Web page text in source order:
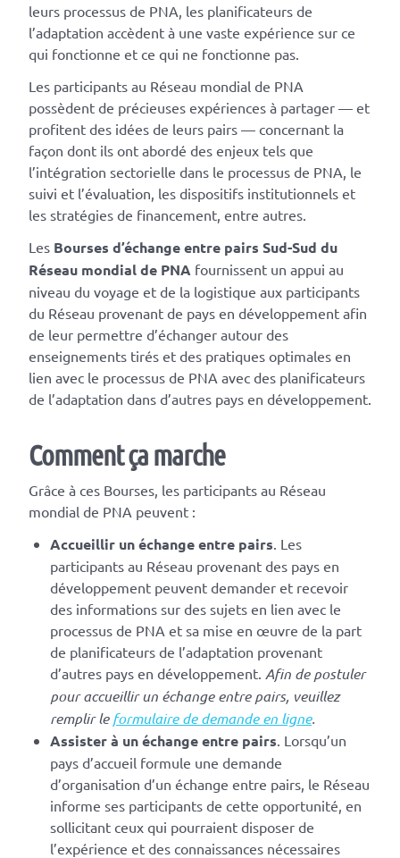
leurs processus de PNA, les planificateurs de
l’adaptation accèdent à une vaste expérience sur ce
qui fonctionne et ce qui ne fonctionne pas.
Les participants au Réseau mondial de PNA
possèdent de précieuses expériences à partager — et
profitent des idées de leurs pairs — concernant la
façon dont ils ont abordé des enjeux tels que
l’intégration sectorielle dans le processus de PNA, le
suivi et l’évaluation, les dispositifs institutionnels et
les stratégies de financement, entre autres.
Les Bourses d’échange entre pairs Sud-Sud du
Réseau mondial de PNA fournissent un appui au
niveau du voyage et de la logistique aux participants
du Réseau provenant de pays en développement afin
de leur permettre d’échanger autour des
enseignements tirés et des pratiques optimales en
lien avec le processus de PNA avec des planificateurs
de l’adaptation dans d’autres pays en développement.
Comment ça marche
Grâce à ces Bourses, les participants au Réseau
mondial de PNA peuvent :
Accueillir un échange entre pairs. Les
participants au Réseau provenant des pays en
développement peuvent demander et recevoir
des informations sur des sujets en lien avec le
processus de PNA et sa mise en œuvre de la part
de planificateurs de l’adaptation provenant
d’autres pays en développement. Afin de postuler
pour accueillir un échange entre pairs, veuillez
remplir leformulaire de demande en ligne.
Assister à un échange entre pairs. Lorsqu’un
pays d’accueil formule une demande
d’organisation d’un échange entre pairs, le Réseau
informe ses participants de cette opportunité, en
sollicitant ceux qui pourraient disposer de
l’expérience et des connaissances nécessaires